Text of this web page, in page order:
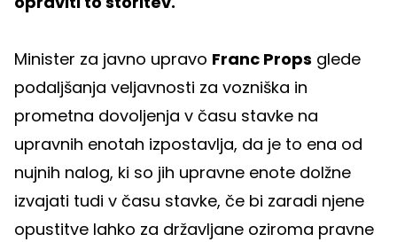
Minister za javno upravo Franc Props glede
podaljšanja veljavnosti za vozniška in
prometna dovoljenja v času stavke na
upravnih enotah izpostavlja, da je to ena od
nujnih nalog, ki so jih upravne enote dolžne
izvajati tudi v času stavke, če bi zaradi njene
opustitve lahko za državljane oziroma pravne